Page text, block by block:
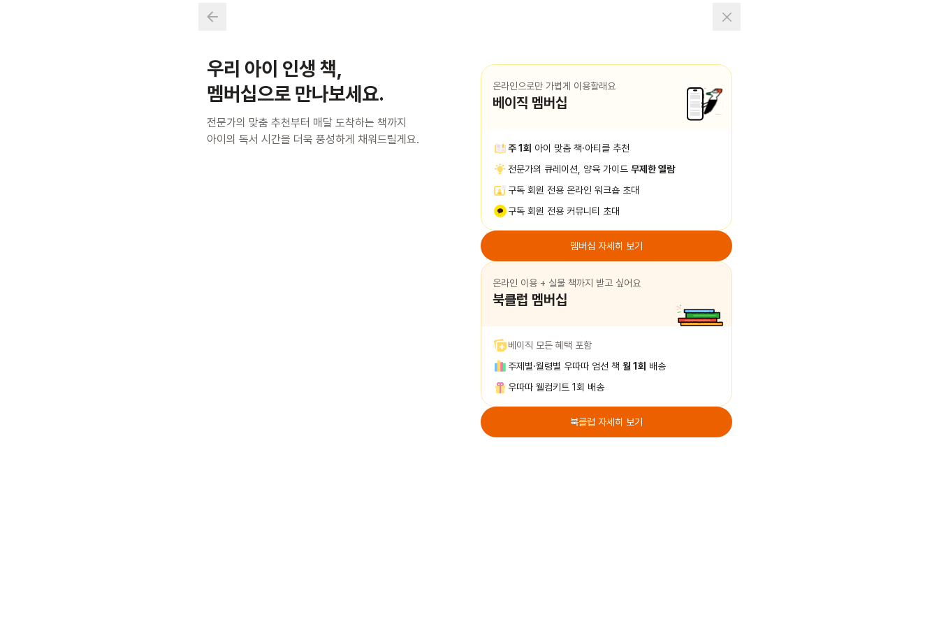
우리 아이 인생 책,
멤버십으로 만나보세요.
전문가의 맞춤 추천부터 매달 도착하는 책까지
아이의 독서 시간을 더욱 풍성하게 채워드릴게요.
온라인으로만 가볍게 이용할래요
베이직 멤버십
주 1회 아이 맞춤 책·아티클 추천
전문가의 큐레이션, 양육 가이드 무제한 열람
구독 회원 전용 온라인 워크숍 초대
구독 회원 전용 커뮤니티 초대
멤버십 자세히 보기
온라인 이용 + 실물 책까지 받고 싶어요
북클럽 멤버십
베이직 모든 혜택 포함
주제별·월령별 우따따 엄선 책 월 1회 배송
우따따 웰컴키트 1회 배송
북클럽 자세히 보기